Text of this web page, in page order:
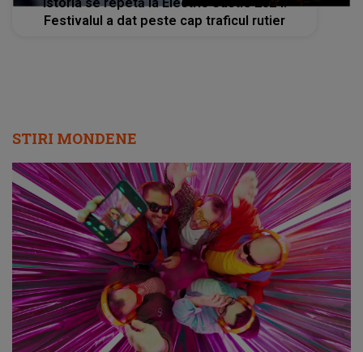
Festivalul a dat peste cap traficul rutier
STIRI MONDENE